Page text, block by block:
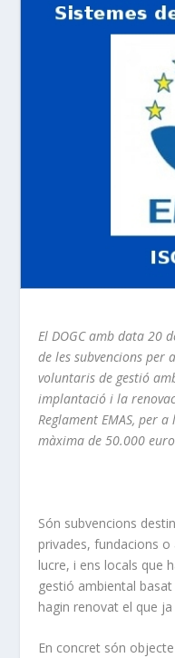
El DOGC amb data 20
de les subvencions per
voluntaris de gestió
implantació i la
Reglament EMAS, per
màxima de 50.000
Són subvencions
privades, fundacions
lucre, i ens locals que
gestió ambiental
hagin renovat el que
En concret són